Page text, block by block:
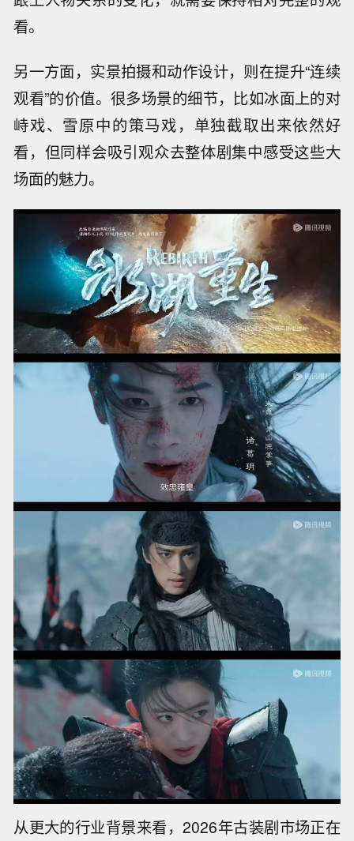
看。
另一方面，实景拍摄和动作设计，则在提升“连续
观看”的价值。很多场景的细节，比如冰面上的对
峙戏、雪原中的策马戏，单独截取出来依然好
看，但同样会吸引观众去整体剧集中感受这些大
场面的魅力。
从更大的行业背景来看，2026年古装剧市场正在